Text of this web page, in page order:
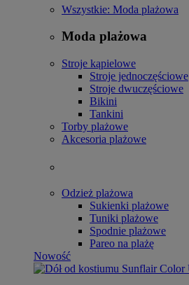
Wszystkie: Moda plażowa
Moda plażowa
Stroje kąpielowe
Stroje jednoczęściowe
Stroje dwuczęściowe
Bikini
Tankini
Torby plażowe
Akcesoria plażowe
Odzież plażowa
Sukienki plażowe
Tuniki plażowe
Spodnie plażowe
Pareo na plażę
Nowość